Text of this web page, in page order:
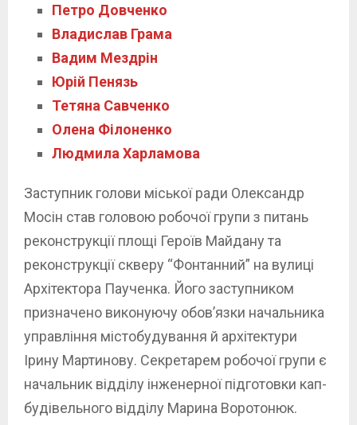
Петро Довченко
Владислав Грама
Вадим Мездрін
Юрій Пенязь
Тетяна Савченко
Олена Філоненко
Людмила Харламова
Заступник голови міської ради Олександр
Мосін став головою робочої групи з питань
реконструкції площі Героїв Майдану та
реконструкції скверу “Фонтанний” на вулиці
Архітектора Паученка. Його заступником
призначено виконуючу обов’язки начальника
управління містобудування й архітектури
Ірину Мартинову. Секретарем робочої групи є
начальник відділу інженерної підготовки кап-
будівельного відділу Марина Воротонюк.